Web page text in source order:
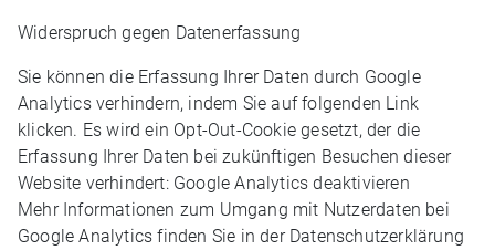
Widerspruch gegen Datenerfassung
Sie können die Erfassung Ihrer Daten durch Google
Analytics verhindern, indem Sie auf folgenden Link
klicken. Es wird ein Opt-Out-Cookie gesetzt, der die
Erfassung Ihrer Daten bei zukünftigen Besuchen dieser
Website verhindert: Google Analytics deaktivieren
Mehr Informationen zum Umgang mit Nutzerdaten bei
Google Analytics finden Sie in der Datenschutzerklärung